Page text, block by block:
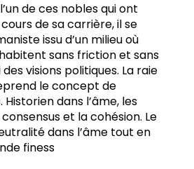
de ces nobles qui ont
de sa carrière, il se
issu d’un milieu où
sans friction et sans
visions politiques. La raie
le concept de
dans l’âme, les
et la cohésion. Le
dans l’âme tout en
finess